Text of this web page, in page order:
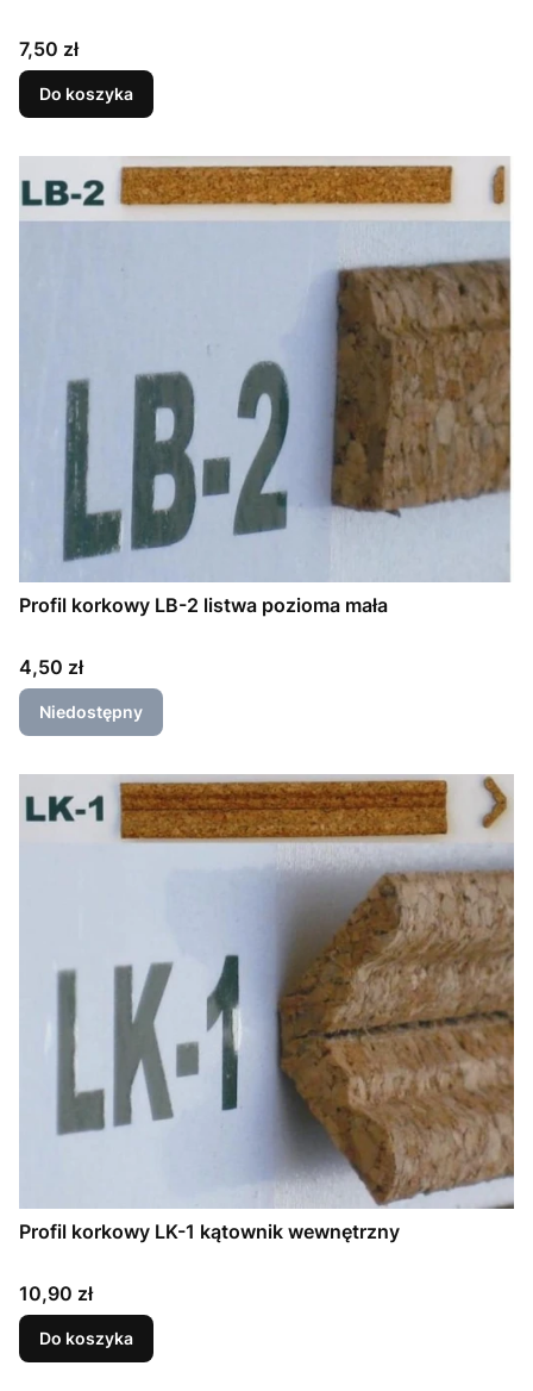
Cena
7,50 zł
Do koszyka
Profil korkowy LB-2 listwa pozioma mała
Cena
4,50 zł
Niedostępny
Profil korkowy LK-1 kątownik wewnętrzny
Cena
10,90 zł
Do koszyka